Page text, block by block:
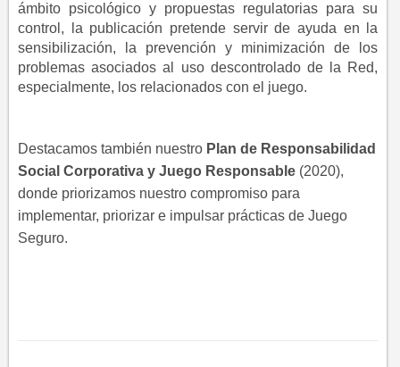
ámbito psicológico y propuestas regulatorias para su
control, la publicación pretende servir de ayuda en la
sensibilización, la prevención y minimización de los
problemas asociados al uso descontrolado de la Red,
especialmente, los relacionados con el juego.
Destacamos también nuestro Plan de Responsabilidad
Social Corporativa y Juego Responsable (2020),
donde priorizamos nuestro compromiso para
implementar, priorizar e impulsar prácticas de Juego
Seguro.